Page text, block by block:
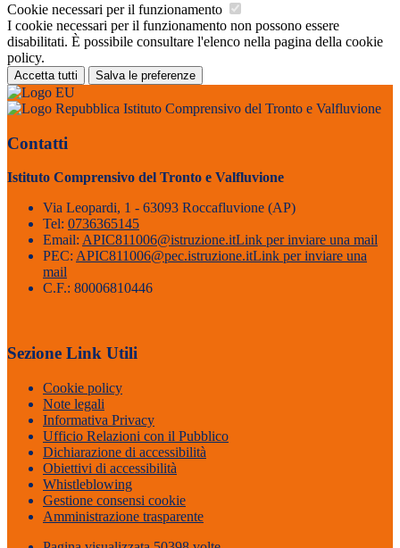
Cookie necessari per il funzionamento
I cookie necessari per il funzionamento non possono essere
disabilitati. È possibile consultare l'elenco nella pagina della cookie
policy.
Accetta tutti Salva le preferenze
Istituto Comprensivo del Tronto e Valfluvione
Contatti
Istituto Comprensivo del Tronto e Valfluvione
Via Leopardi, 1 - 63093 Roccafluvione (AP)
Tel: 0736365145
Email: APIC811006@istruzione.itLink per inviare una mail
PEC: APIC811006@pec.istruzione.itLink per inviare una
mail
C.F.: 80006810446
Sezione Link Utili
Cookie policy
Note legali
Informativa Privacy
Ufficio Relazioni con il Pubblico
Dichiarazione di accessibilità
Obiettivi di accessibilità
Whistleblowing
Gestione consensi cookie
Amministrazione trasparente